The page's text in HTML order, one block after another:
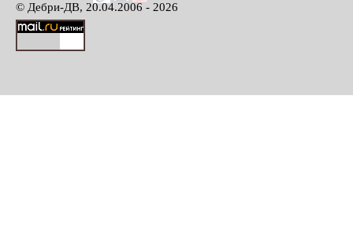
© Дебри-ДВ, 20.04.2006 - 2026